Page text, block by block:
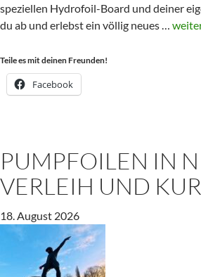
speziellen Hydrofoil-Board und deiner
du ab und erlebst ein völlig neues …
Teile es mit deinen Freunden!
Facebook
PUMPFOILEN IN
VERLEIH UND
18. August 2026